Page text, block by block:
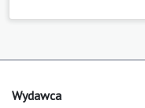
Wydawca